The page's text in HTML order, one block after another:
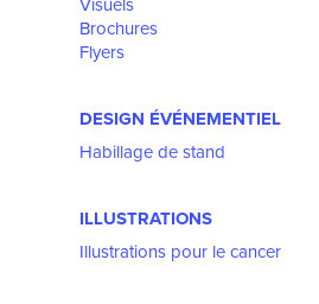
Brochures
Flyers
DESIGN ÉVÉNEMENTIEL
Habillage de stand
ILLUSTRATIONS
Illustrations pour le cancer